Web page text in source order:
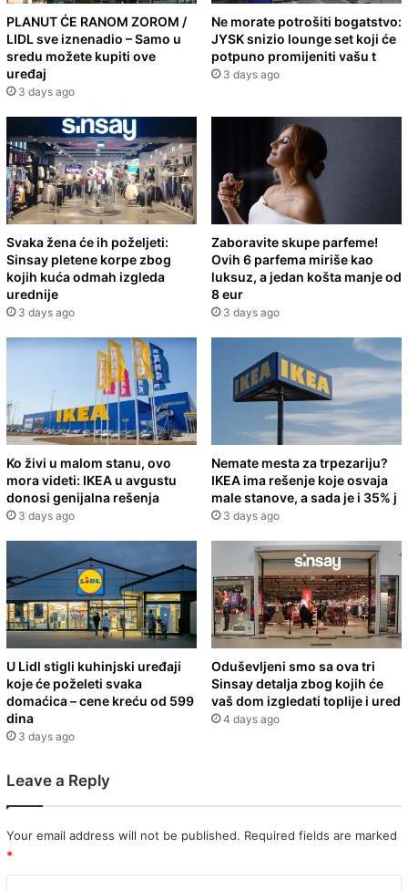
PLANUT ĆE RANOM ZOROM /
LIDL sve iznenadio – Samo u
sredu možete kupiti ove
uređaj
3 days ago
Ne morate potrošiti bogatstvo:
JYSK snizio lounge set koji će
potpuno promijeniti vašu t
3 days ago
Svaka žena će ih poželjeti:
Sinsay pletene korpe zbog
kojih kuća odmah izgleda
urednije
3 days ago
Zaboravite skupe parfeme!
Ovih 6 parfema miriše kao
luksuz, a jedan košta manje od
8 eur
3 days ago
Ko živi u malom stanu, ovo
mora videti: IKEA u avgustu
donosi genijalna rešenja
3 days ago
Nemate mesta za trpezariju?
IKEA ima rešenje koje osvaja
male stanove, a sada je i 35% j
3 days ago
U Lidl stigli kuhinjski uređaji
koje će poželeti svaka
domaćica – cene kreću od 599
dina
3 days ago
Oduševljeni smo sa ova tri
Sinsay detalja zbog kojih će
vaš dom izgledati toplije i ured
4 days ago
Leave a Reply
Your email address will not be published. Required fields are marked
*